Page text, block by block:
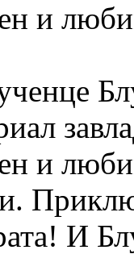
и
и
И